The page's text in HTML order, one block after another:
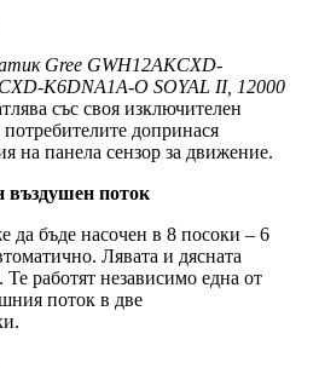
Gree GWH12AKCXD-
K6DNA1A-O SOYAL II, 12000
със своя изключителен
допринася
на панела сензор за движение.
въздушен поток
да бъде насочен в 8 посоки – 6
Лявата и дясната
работят независимо една от
поток в две